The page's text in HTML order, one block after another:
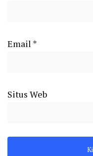
Email *
Situs Web